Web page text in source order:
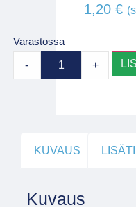
1,20 €
Varastossa
- +
KUVAUS
Kuvaus